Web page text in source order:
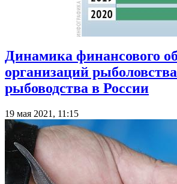
Динамика финансового
организаций
рыбоводства в России
19 мая 2021, 11:15